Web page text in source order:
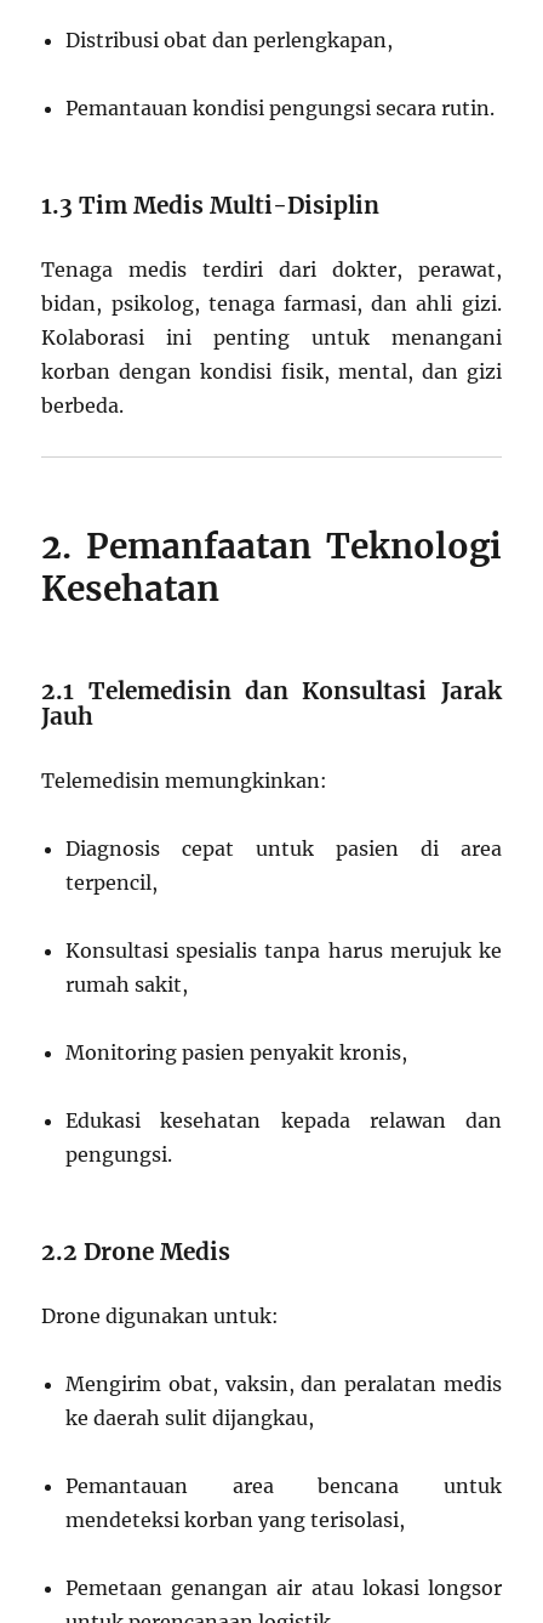
Distribusi obat dan perlengkapan,
Pemantauan kondisi pengungsi secara rutin.
1.3 Tim Medis Multi-Disiplin
Tenaga medis terdiri dari dokter, perawat,
bidan, psikolog, tenaga farmasi, dan ahli gizi.
Kolaborasi ini penting untuk menangani
korban dengan kondisi fisik, mental, dan gizi
berbeda.
2. Pemanfaatan Teknologi
Kesehatan
2.1 Telemedisin dan Konsultasi Jarak
Jauh
Telemedisin memungkinkan:
Diagnosis cepat untuk pasien di area
terpencil,
Konsultasi spesialis tanpa harus merujuk ke
rumah sakit,
Monitoring pasien penyakit kronis,
Edukasi kesehatan kepada relawan dan
pengungsi.
2.2 Drone Medis
Drone digunakan untuk:
Mengirim obat, vaksin, dan peralatan medis
ke daerah sulit dijangkau,
Pemantauan area bencana untuk
mendeteksi korban yang terisolasi,
Pemetaan genangan air atau lokasi longsor